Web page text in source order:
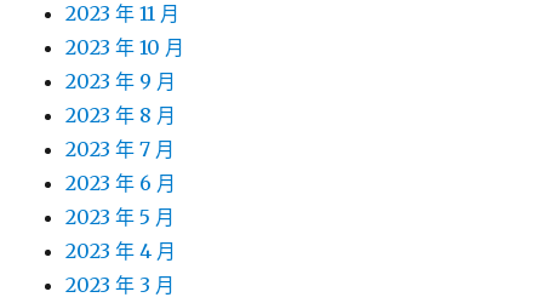
2023 年 11 月
2023 年 10 月
2023 年 9 月
2023 年 8 月
2023 年 7 月
2023 年 6 月
2023 年 5 月
2023 年 4 月
2023 年 3 月